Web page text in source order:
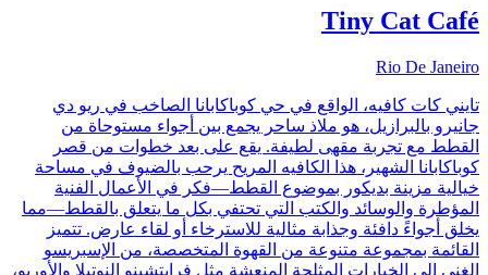
Tiny Cat Café
Rio De Janeiro
تايني كات كافيه، الواقع في حي كوباكابانا الصاخب في ريو دي
جانيرو بالبرازيل، هو ملاذ ساحر يجمع بين أجواء مستوحاة من
القطط مع تجربة مقهى لطيفة. يقع على بعد خطوات من قصر
كوباكابانا الشهير، هذا الكافيه المريح يرحب بالضيوف في مساحة
خيالية مزينة بديكور بموضوع القطط—فكر في الأعمال الفنية
المؤطرة والوسائد والكتب التي تحتفي بكل ما يتعلق بالقطط—مما
يخلق أجواءً دافئة وجذابة مثالية للاسترخاء أو لقاء عارض. تتميز
القائمة بمجموعة متنوعة من القهوة المتخصصة، من الإسبريسو
الغني إلى الخيارات المثلجة المنعشة مثل فرابتشينو النوتيلا والأوريو،